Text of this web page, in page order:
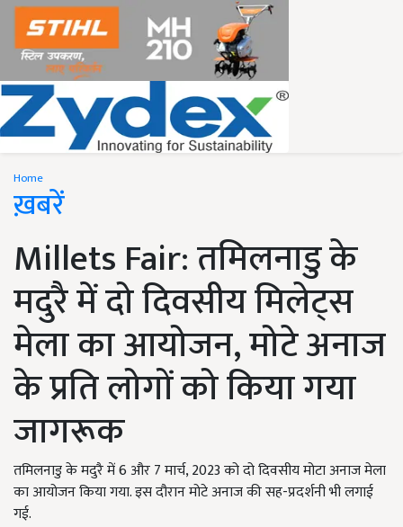
Home
ख़बरें
Millets Fair: तमिलनाडु के
मदुरै में दो दिवसीय मिलेट्स
मेला का आयोजन, मोटे अनाज
के प्रति लोगों को किया गया
जागरूक
तमिलनाडु के मदुरै में 6 और 7 मार्च, 2023 को दो दिवसीय मोटा अनाज मेला
का आयोजन किया गया. इस दौरान मोटे अनाज की सह-प्रदर्शनी भी लगाई
गई.